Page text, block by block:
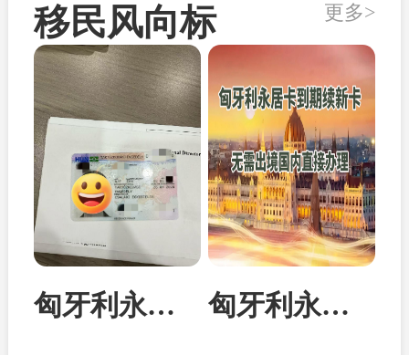
移民风向标 更多>
匈牙利永居卡家属团聚居留卡成功案例 匈牙利永居卡到期续签：换发10年新卡